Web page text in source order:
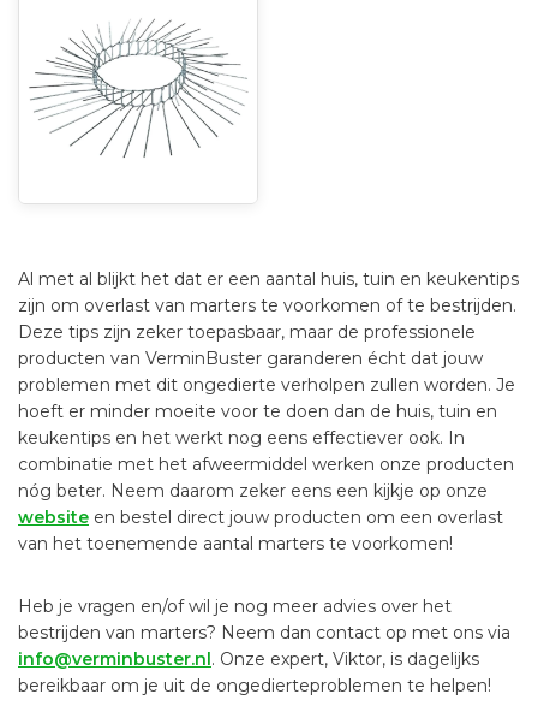
Al met al blijkt het dat er een aantal huis, tuin en keukentips
zijn om overlast van marters te voorkomen of te bestrijden.
Deze tips zijn zeker toepasbaar, maar de professionele
producten van VerminBuster garanderen écht dat jouw
problemen met dit ongedierte verholpen zullen worden. Je
hoeft er minder moeite voor te doen dan de huis, tuin en
keukentips en het werkt nog eens effectiever ook. In
combinatie met het afweermiddel werken onze producten
nóg beter. Neem daarom zeker eens een kijkje op onze
website en bestel direct jouw producten om een overlast
van het toenemende aantal marters te voorkomen!
Heb je vragen en/of wil je nog meer advies over het
bestrijden van marters? Neem dan contact op met ons via
info@verminbuster.nl . Onze expert, Viktor, is dagelijks
bereikbaar om je uit de ongedierteproblemen te helpen!